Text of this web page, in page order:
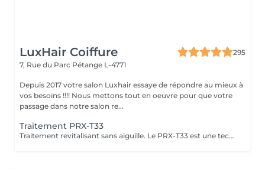
LuxHair Coiffure
295
7, Rue du Parc Pétange L-4771
Depuis 2017 votre salon Luxhair essaye de répondre au mieux à
vos besoins !!!! Nous mettons tout en oeuvre pour que votre
passage dans notre salon re...
Traitement PRX-T33
Traitement revitalisant sans aiguille. Le PRX-T33 est une technique de rajeunissement très efficace et non invasive. Il procure une hydratation profonde et immédiate . Le PRX-T33 est un traitement innovant qui permet de retrouver une peau éclatante et revitalisée,sans les inconvénients d'autres techniques invasives.